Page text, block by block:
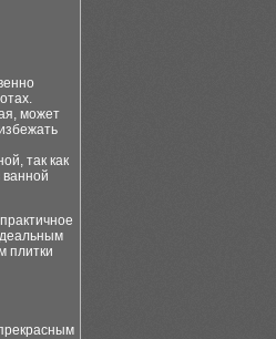
может
так как
ванной
плитки